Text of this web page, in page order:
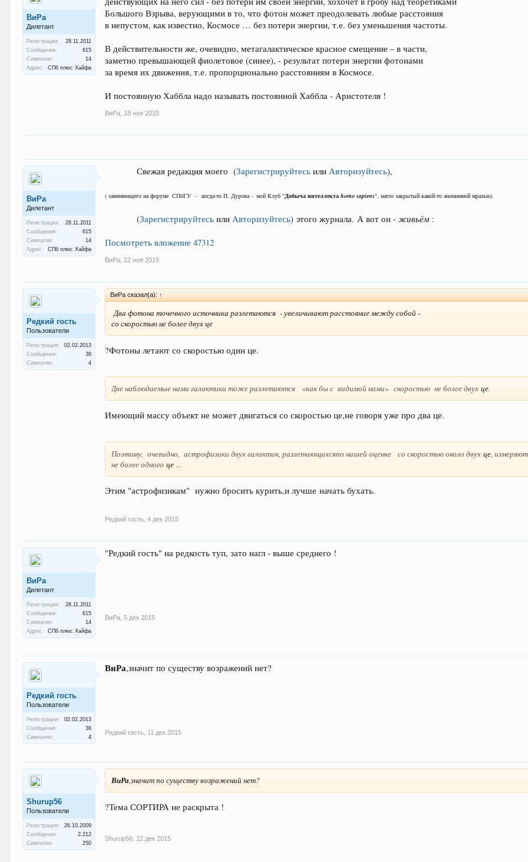
ВиРа
Дилетант
Регистрация:
28.11.2011
Сообщения:
615
Симпатии:
14
Адрес:
СПб плюс Хайфа
Большого Взрыва, верующими в то, что фотон может преодолевать любые расстояния
в непустом, как известно, Космосе … без потери энергии, т.е. без уменьшения частоты.
В действительности же, очевидно, метагалактическое красное смещение – в части,
заметно превышающей фиолетовое (синее), - результат потери энергии фотонами
за время их движения, т.е. пропорционально расстояниям в Космосе.
И постоянную Хаббла надо называть постоянной Хаббла - Аристотеля !
ВиРа 18 ноя 2015
ВиРа
Дилетант
Регистрация:
28.11.2011
Сообщения:
615
Симпатии:
14
Адрес:
СПб плюс Хайфа
Свежая редакция моего(Зарегистрируйтесь илиАвторизуйтесь),
( заменяющего на форуме СПбГУ - когда-то П. Дурова - мой Клуб "Добыча интеллектаhomo sapiens", нагло закрытый какой-то анонимной мразью).
(Зарегистрируйтесь илиАвторизуйтесь) этого журнала. А вот он -живьём :
Посмотреть вложение 47312
ВиРа 22 ноя 2015
Редкий гость
Пользователи
Регистрация:
02.02.2013
Сообщения:
38
Симпатии:
4
ВиРа сказал(а): ↑
Два фотона точечного источника разлетаются - увеличивают расстояние между собой -
со скоростью не более двухце
?Фотоны летают со скоростью один це.
Две наблюдаемые нами галактики тоже разлетаются «как бы с видимой нами»скоростью не более двухце.
Имеющий массу объект не может двигаться со скоростью це,не говоря уже про два це.
Поэтому, очевидно, астрофизики двух галактик, разлетающихсяпо нашей оценке со скоростью около двухце, измеряют
не более одногоце ...
Этим "астрофизикам" нужно бросить курить,и лучше начать бухать.
Редкий гость
4 дек 2015
ВиРа
Дилетант
Регистрация:
28.11.2011
Сообщения:
615
Симпатии:
14
Адрес:
СПб плюс Хайфа
"Редкий гость" на редкость туп, зато нагл - выше среднего !
ВиРа 5 дек 2015
Редкий гость
Пользователи
Регистрация:
02.02.2013
Сообщения:
38
Симпатии:
4
ВиРа,значит по существу возражений нет?
Редкий гость 11 дек 2015
Shurup56
Пользователи
Регистрация:
26.10.2009
Сообщения:
2.212
Симпатии:
250
ВиРа,значит по существу возражений нет?
?Тема СОРТИРА не раскрыта !
Shurup56 12 дек 2015